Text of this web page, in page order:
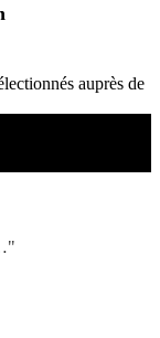
auprès de